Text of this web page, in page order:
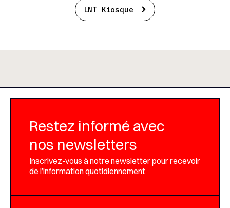
LNT Kiosque
Restez informé avec
nos newsletters
Inscrivez-vous à notre newsletter pour recevoir
de l’information quotidiennement